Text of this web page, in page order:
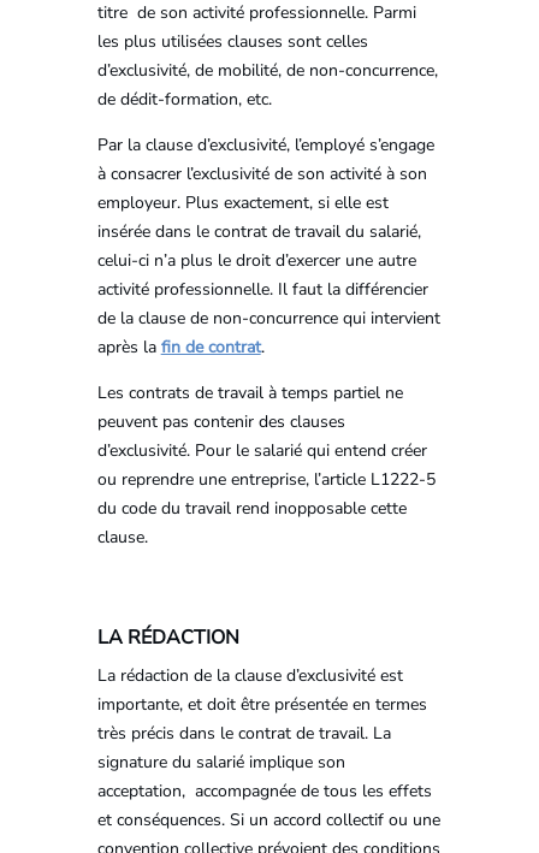
titre de son activité professionnelle. Parmi
les plus utilisées clauses sont celles
d’exclusivité, de mobilité, de non-concurrence,
de dédit-formation, etc.
Par la clause d’exclusivité, l’employé s’engage
à consacrer l’exclusivité de son activité à son
employeur. Plus exactement, si elle est
insérée dans le contrat de travail du salarié,
celui-ci n’a plus le droit d’exercer une autre
activité professionnelle. Il faut la différencier
de la clause de non-concurrence qui intervient
après la fin de contrat.
Les contrats de travail à temps partiel ne
peuvent pas contenir des clauses
d’exclusivité. Pour le salarié qui entend créer
ou reprendre une entreprise, l’article L1222-5
du code du travail rend inopposable cette
clause.
LA RÉDACTION
La rédaction de la clause d’exclusivité est
importante, et doit être présentée en termes
très précis dans le contrat de travail. La
signature du salarié implique son
acceptation, accompagnée de tous les effets
et conséquences. Si un accord collectif ou une